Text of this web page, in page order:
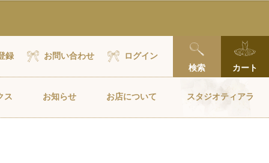
録 お問い合わせ
ログイン
検索
カート
ス お知らせ お店について スタジオティアラ